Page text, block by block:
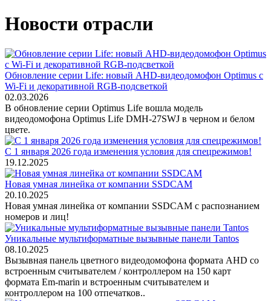
Новости отрасли
Обновление серии Life: новый AHD-видеодомофон Optimus с
Wi-Fi и декоративной RGB-подсветкой
02.03.2026
В обновление серии Optimus Life вошла модель
видеодомофона Optimus Life DMH-27SWJ в черном и белом
цвете.
C 1 января 2026 года изменения условия для спецрежимов!
19.12.2025
Новая умная линейка от компании SSDCAM
20.10.2025
Новая умная линейка от компании SSDCAM с распознанием
номеров и лиц!
Уникальные мультиформатные вызывные панели Tantos
08.10.2025
Вызывная панель цветного видеодомофона формата AHD со
встроенным считывателем / контроллером на 150 карт
формата Em-marin и встроенным считывателем и
контроллером на 100 отпечатков..